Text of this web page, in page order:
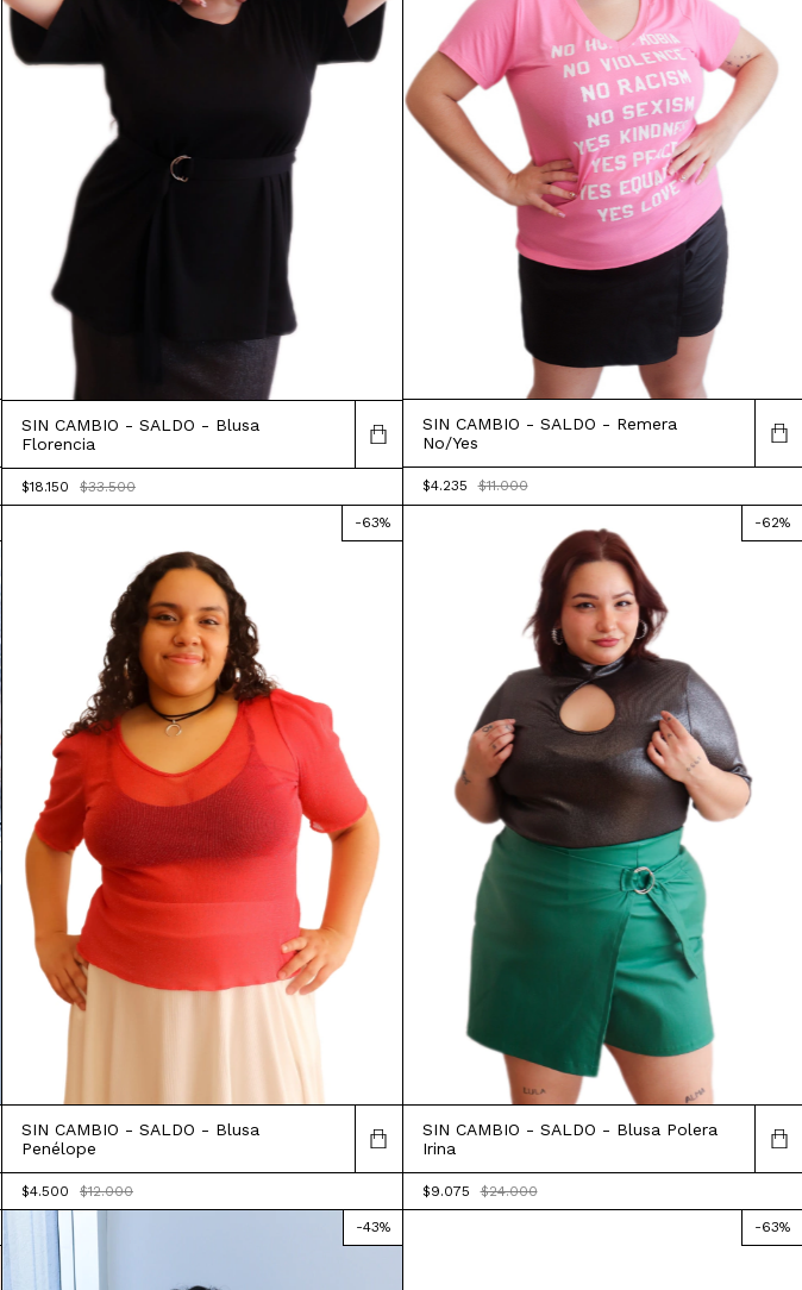
SIN CAMBIO - SALDO - Blusa
Florencia
$18.150 $33.500
SIN CAMBIO - SALDO - Remera
No/Yes
$4.235 $11.000
-63%
SIN CAMBIO - SALDO - Blusa
Penélope
$4.500 $12.000
-62%
SIN CAMBIO - SALDO - Blusa Polera
Irina
$9.075 $24.000
-43% -63%